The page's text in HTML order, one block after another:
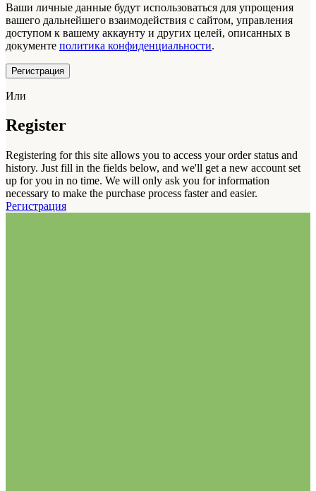
Ваши личные данные будут использоваться для упрощения
вашего дальнейшего взаимодействия с сайтом, управления
доступом к вашему аккаунту и других целей, описанных в
документе политика конфиденциальности.
Регистрация
Или
Register
Registering for this site allows you to access your order status and
history. Just fill in the fields below, and we'll get a new account set
up for you in no time. We will only ask you for information
necessary to make the purchase process faster and easier.
Регистрация